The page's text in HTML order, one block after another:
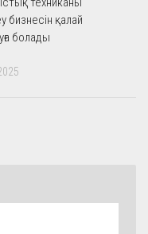
бизнесін қалай
болады